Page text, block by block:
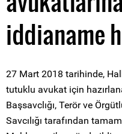
iddianame
27 Mart 2018 tarihinde,
tutuklu avukat için
Başsavclığı, Terör ve
Savcılığı tarafından